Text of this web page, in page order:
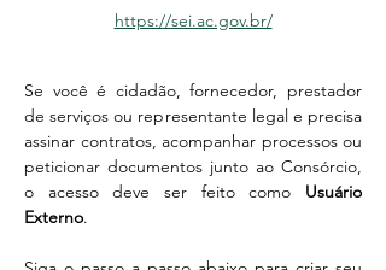
https://sei.ac.gov.br/
Se você é cidadão, fornecedor, prestador
de serviços ou representante legal e precisa
assinar contratos, acompanhar processos ou
peticionar documentos junto ao Consórcio,
o acesso deve ser feito como Usuário
Externo.